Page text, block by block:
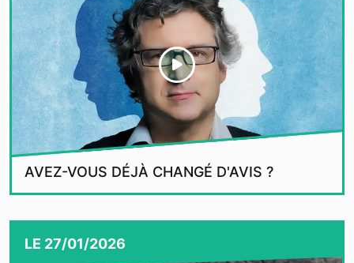
AVEZ-VOUS DÉJÀ CHANGÉ D'AVIS ?
LE 27/01/2026